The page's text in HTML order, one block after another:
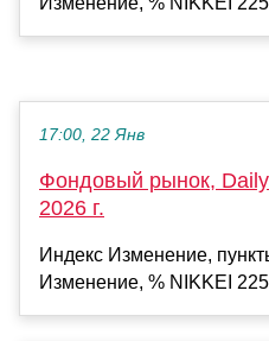
17:00, 22 Янв
Фондовый рынок,
2026 г.
Индекс Изменение,
Изменение, % NIKKEI